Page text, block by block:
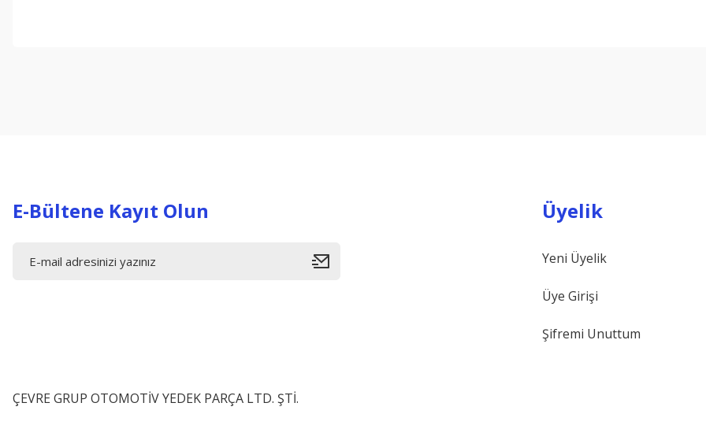
E-Bültene Kayıt Olun
ÇEVRE GRUP OTOMOTİV YEDEK PARÇA LTD. ŞTİ.
Üyelik
Yeni Üyelik
Üye Girişi
Şifremi Unuttum